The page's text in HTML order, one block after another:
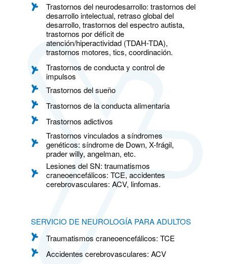
Trastornos del neurodesarrollo: trastornos del
desarrollo intelectual, retraso global del
desarrollo, trastornos del espectro autista,
trastornos por déficit de
atención/hiperactividad (TDAH-TDA),
trastornos motores, tics, coordinación.
Trastornos de conducta y control de
impulsos
Trastornos del sueño
Trastornos de la conducta alimentaria
Trastornos adictivos
Trastornos vinculados a síndromes
genéticos: síndrome de Down, X-frágil,
prader willy, angelman, etc.
Lesiones del SN: traumatismos
craneoencefálicos: TCE, accidentes
cerebrovasculares: ACV, linfomas.
SERVICIO DE NEUROLOGÍA PARA ADULTOS
Traumatismos craneoencefálicos: TCE
Accidentes cerebrovasculares: ACV